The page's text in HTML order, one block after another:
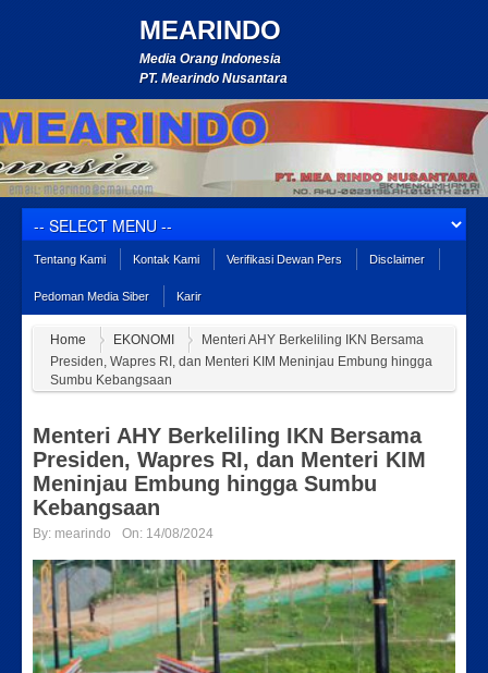
MEARINDO
Media Orang Indonesia
PT. Mearindo Nusantara
Tentang Kami Kontak Kami Verifikasi Dewan Pers Disclaimer
Pedoman Media Siber Karir
Home EKONOMI
Menteri AHY Berkeliling IKN Bersama
Presiden, Wapres RI, dan Menteri KIM Meninjau Embung hingga
Sumbu Kebangsaan
Menteri AHY Berkeliling IKN Bersama
Presiden, Wapres RI, dan Menteri KIM
Meninjau Embung hingga Sumbu
Kebangsaan
By: mearindo On: 14/08/2024